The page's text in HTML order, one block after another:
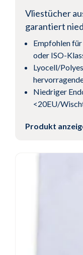
Vliestücher
garantiert
Empfohlen
oder ISO-
Lyocell/
Niedriger
<20EU/
Produkt